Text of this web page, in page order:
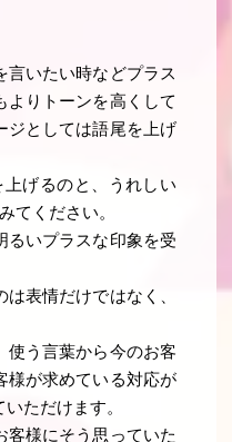
言いたい時などプラス
よりトーンを高くして
ジとしては語尾を上げ
げるのと、うれしい
てください。
るいプラスな印象を受
表情だけではなく、
使う言葉から今のお客
様が求めている対応が
ただけます。
客様にそう思っていた